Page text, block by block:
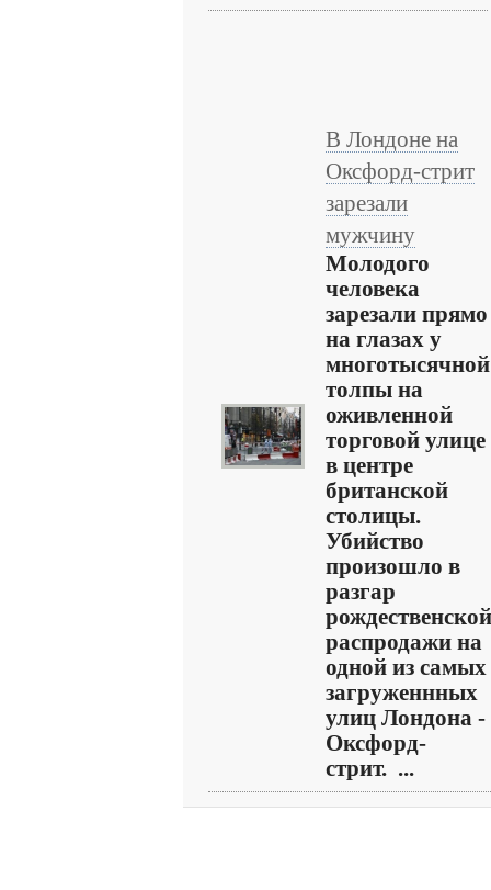
В Лондоне на
Оксфорд-стрит
зарезали
мужчину
Молодого
человека
зарезали прямо
на глазах у
многотысячной
толпы на
оживленной
торговой улице
в центре
британской
столицы.
Убийство
произошло в
разгар
рождественской
распродажи на
одной из самых
загруженнных
улиц Лондона -
Оксфорд-
стрит. ...